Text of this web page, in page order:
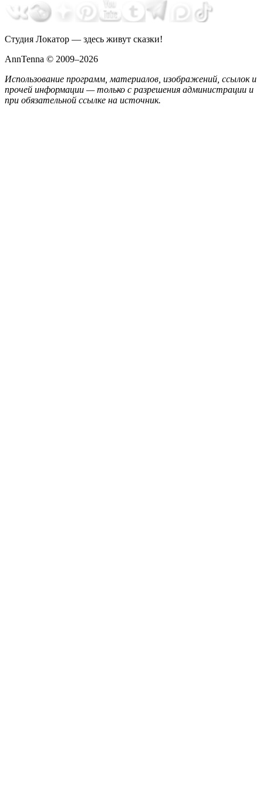
Студия Локатор — здесь живут сказки!
AnnTenna © 2009–2026
Использование программ, материалов, изображений, ссылок и
прочей информации — только с разрешения администрации и
при обязательной ссылке на источник.